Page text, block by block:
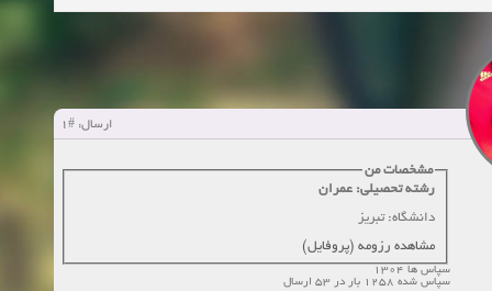
زمان:10-13-2024
زمان:10-11-2024
ارسال: #1
مشخصات من
رشته تحصیلی: عمران
دانشگاه: تبریز
مشاهده رزومه (پروفایل)
سپاس ها 1304
سپاس شده 1258 بار در 53 ارسال